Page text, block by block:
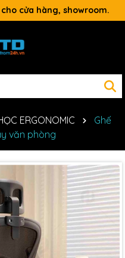
cửa hàng, showroom.
ERGONOMIC
Ghế
văn phòng